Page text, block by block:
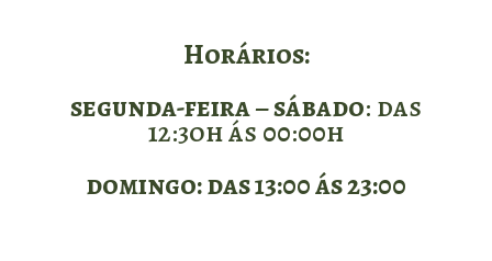
Horários:
segunda-feira – sábado: das
12:3oh ás 00:00h
domingo: das 13:00 ás 23:00